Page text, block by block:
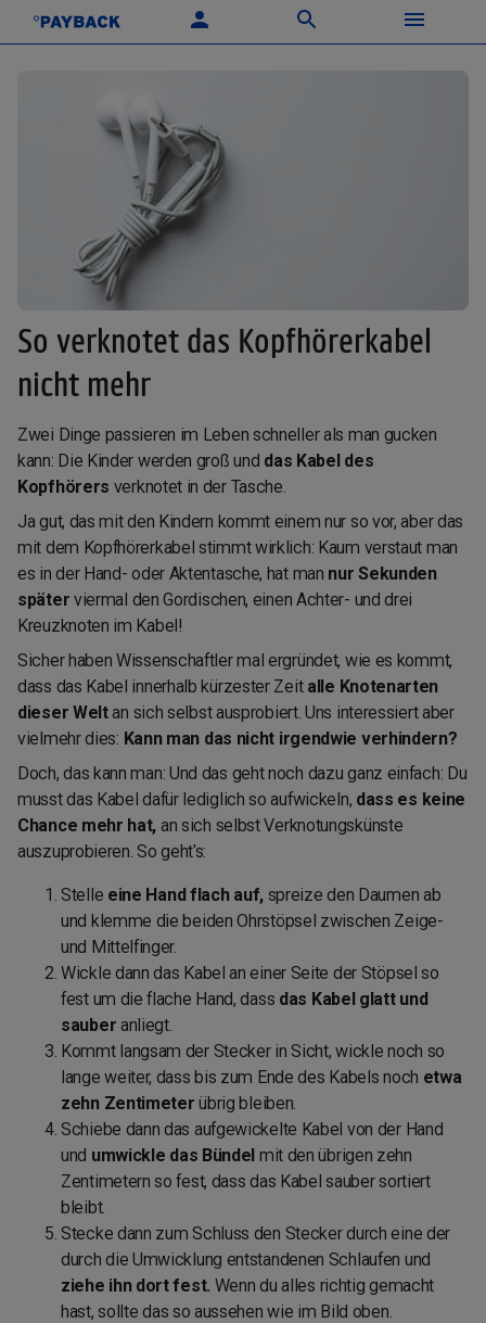
So verknotet das Kopfhörerkabel
nicht mehr
Zwei Dinge passieren im Leben schneller als man gucken
kann: Die Kinder werden groß und das Kabel des
Kopfhörers verknotet in der Tasche.
Ja gut, das mit den Kindern kommt einem nur so vor, aber das
mit dem Kopfhörerkabel stimmt wirklich: Kaum verstaut man
es in der Hand- oder Aktentasche, hat man nur Sekunden
später viermal den Gordischen, einen Achter- und drei
Kreuzknoten im Kabel!
Sicher haben Wissenschaftler mal ergründet, wie es kommt,
dass das Kabel innerhalb kürzester Zeit alle Knotenarten
dieser Weltan sich selbst ausprobiert. Uns interessiert aber
vielmehr dies: Kann man das nicht irgendwie verhindern?
Doch, das kann man: Und das geht noch dazu ganz einfach: Du
musst das Kabel dafür lediglich so aufwickeln, dass es keine
Chance mehr hat, an sich selbst Verknotungskünste
auszuprobieren. So geht's:
Stelle eine Hand flach auf, spreize den Daumen ab
und klemme die beiden Ohrstöpsel zwischen Zeige-
und Mittelfinger.
Wickle dann das Kabel an einer Seite der Stöpsel so
fest um die flache Hand, dass das Kabel glatt und
sauber anliegt.
Kommt langsam der Stecker in Sicht, wickle noch so
lange weiter, dass bis zum Ende des Kabels noch etwa
zehn Zentimeterübrig bleiben.
Schiebe dann das aufgewickelte Kabel von der Hand
und umwickle das Bündel mit den übrigen zehn
Zentimetern so fest, dass das Kabel sauber sortiert
bleibt.
Stecke dann zum Schluss den Stecker durch eine der
durch die Umwicklung entstandenen Schlaufen und
ziehe ihn dort fest. Wenn du alles richtig gemacht
hast, sollte das so aussehen wie im Bild oben.